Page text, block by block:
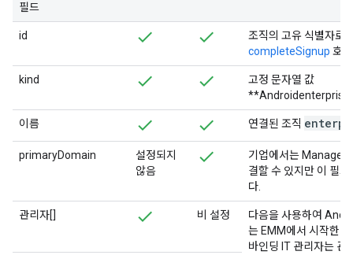
필드
id 조직의 고유 식별자로,
completeSignup 호
kind
고정 문자열 값
이름 연결된 조직
primaryDomain
설정되지
않음
기업에서는 Managed
결할 수 있지만 이 필
다.
관리자[] 비 설정
다음을 사용하여
는 EMM에서 시작한
바인딩 IT 관리자는